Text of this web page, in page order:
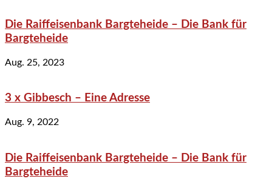
Die Raiffeisenbank Bargteheide – Die Bank für
Bargteheide
Aug. 25, 2023
3 x Gibbesch – Eine Adresse
Aug. 9, 2022
Die Raiffeisenbank Bargteheide – Die Bank für
Bargteheide